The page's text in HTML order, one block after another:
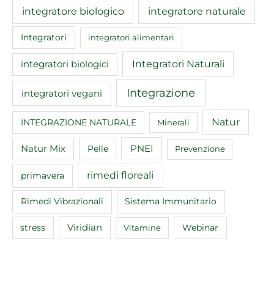
integratore biologico integratore naturale
Integratori integratori alimentari
integratori biologici Integratori Naturali
integratori vegani Integrazione
INTEGRAZIONE NATURALE Minerali Natur
Natur Mix Pelle PNEI Prevenzione
primavera rimedi floreali
Rimedi Vibrazionali Sistema Immunitario
stress Viridian Vitamine Webinar